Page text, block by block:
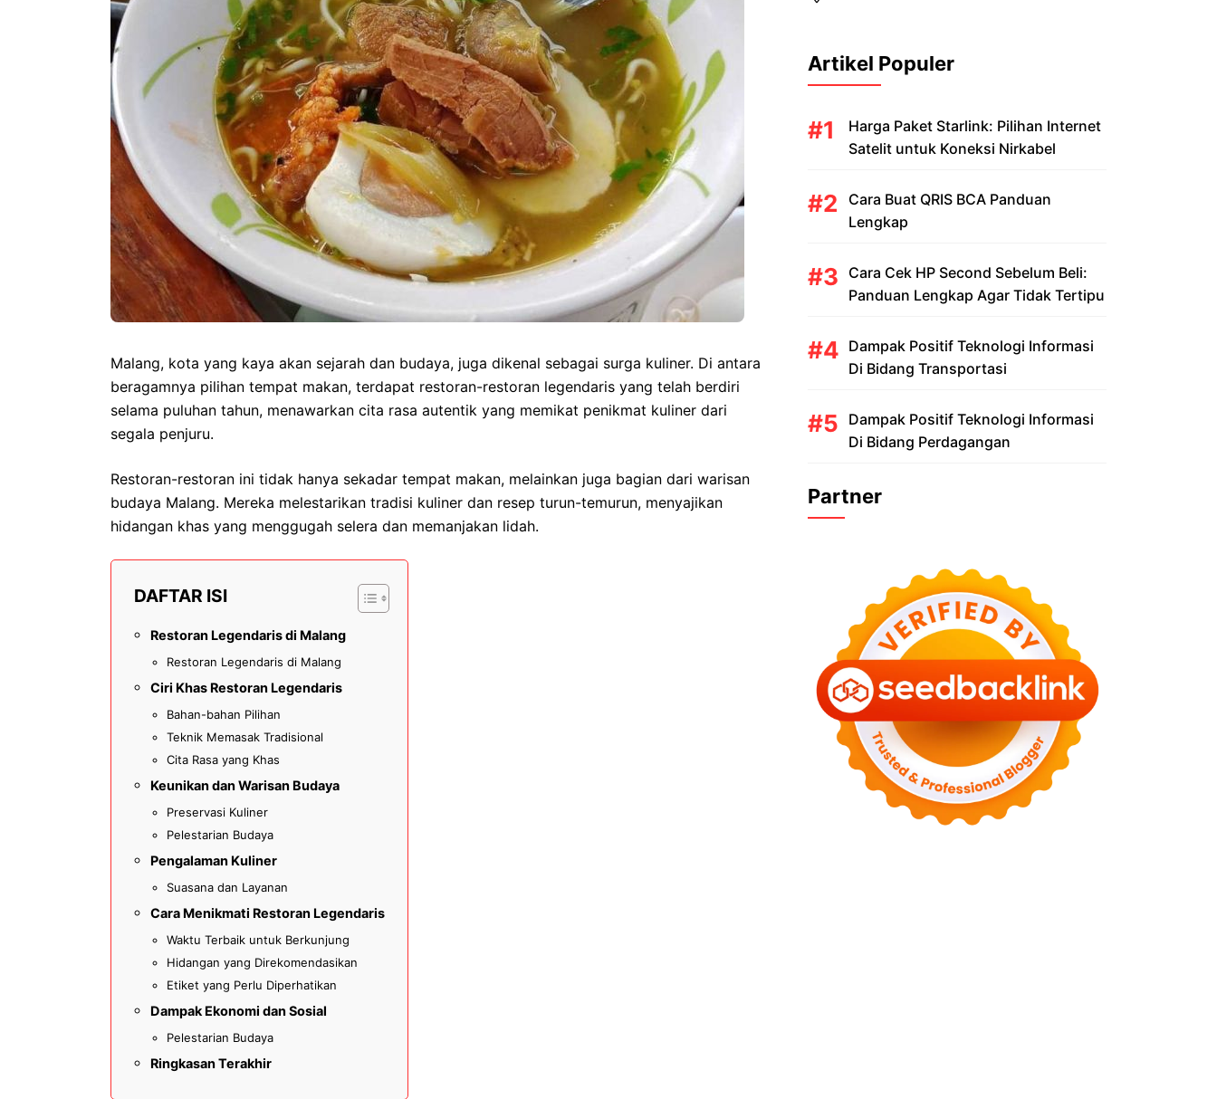
Malang, kota yang kaya akan sejarah dan budaya, juga dikenal sebagai surga kuliner. Di antara
beragamnya pilihan tempat makan, terdapat restoran-restoran legendaris yang telah berdiri
selama puluhan tahun, menawarkan cita rasa autentik yang memikat penikmat kuliner dari
segala penjuru.
Restoran-restoran ini tidak hanya sekadar tempat makan, melainkan juga bagian dari warisan
budaya Malang. Mereka melestarikan tradisi kuliner dan resep turun-temurun, menyajikan
hidangan khas yang menggugah selera dan memanjakan lidah.
DAFTAR ISI
Restoran Legendaris di Malang
Restoran Legendaris di Malang
Ciri Khas Restoran Legendaris
Bahan-bahan Pilihan
Teknik Memasak Tradisional
Cita Rasa yang Khas
Keunikan dan Warisan Budaya
Preservasi Kuliner
Pelestarian Budaya
Pengalaman Kuliner
Suasana dan Layanan
Cara Menikmati Restoran Legendaris
Waktu Terbaik untuk Berkunjung
Hidangan yang Direkomendasikan
Etiket yang Perlu Diperhatikan
Dampak Ekonomi dan Sosial
Pelestarian Budaya
Ringkasan Terakhir
Artikel Populer
Harga Paket Starlink: Pilihan Internet
Satelit untuk Koneksi Nirkabel
Cara Buat QRIS BCA Panduan
Lengkap
Cara Cek HP Second Sebelum Beli:
Panduan Lengkap Agar Tidak Tertipu
Dampak Positif Teknologi Informasi
Di Bidang Transportasi
Dampak Positif Teknologi Informasi
Di Bidang Perdagangan
Partner